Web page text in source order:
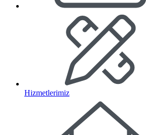
Hizmetlerimiz